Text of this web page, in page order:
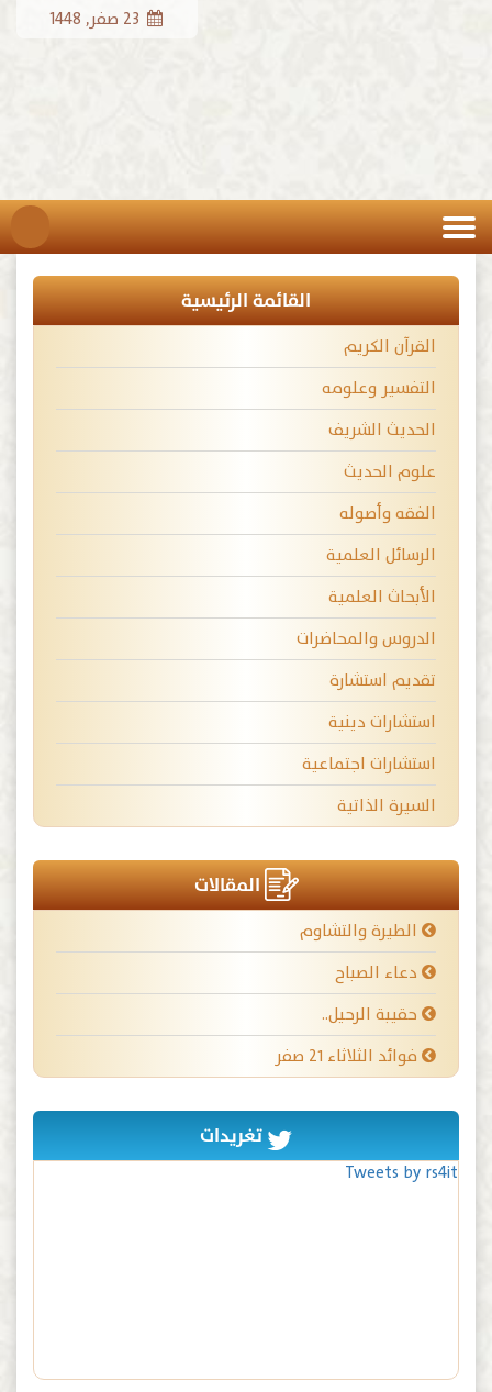
القائمة الرئيسية
القرآن الكريم
التفسير وعلومه
الحديث الشريف
علوم الحديث
الفقه وأصوله
الرسائل العلمية
الأبحاث العلمية
الدروس والمحاضرات
تقديم استشارة
استشارات دينية
استشارات اجتماعية
السيرة الذاتية
المقالات
الطيرة والتشاوم
دعاء الصباح
حقيبة الرحيل..
فوائد الثلاثاء ٢١ صفر
تغريدات
Tweets by rs4it